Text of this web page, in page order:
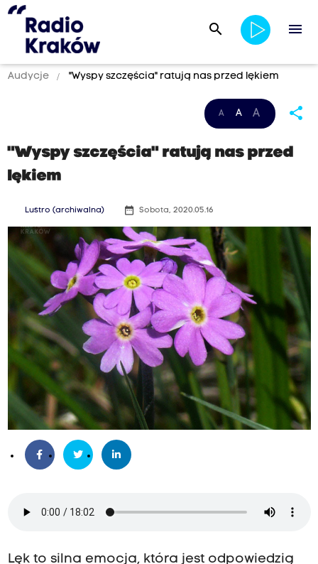
search menu
Audycje "Wyspy szczęścia" ratują nas przed lękiem
A A A share
"Wyspy szczęścia" ratują nas przed
lękiem
Lustro (archiwalna) date_range Sobota, 2020.05.16
Lęk to silna emocja, która jest odpowiedzią